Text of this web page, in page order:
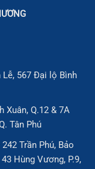
Lễ, 567 Đại lộ Bình
Xuân, Q.12 & 7A
Tân Phú
Trần Phú, Bảo
Hùng Vương, P.9,